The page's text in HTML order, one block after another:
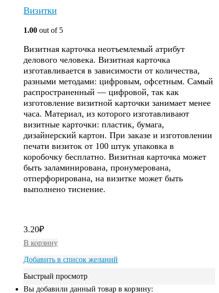
Визитки
1.00 out of 5
Визитная карточка неотъемлемый атрибут
делового человека. Визитная карточка
изготавливается в зависимости от количества,
разными методами: цифровым, офсетным. Самый
распространенный — цифровой, так как
изготовление визитной карточки занимает менее
часа. Материал, из которого изготавливают
визитные карточки: пластик, бумага,
дизайнерский картон. При заказе и изготовлении
печати визиток от 100 штук упаковка в
коробочку бесплатно. Визитная карточка может
быть заламинирована, пронумерована,
отперфорирована, на визитке может быть
выполнено тиснение.
3.20₽
В корзину
Добавить в список желаний
Быстрый просмотр
Вы добавили данный товар в корзину: